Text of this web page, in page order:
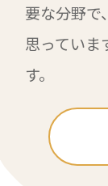
要な分野で
思っていま
す。